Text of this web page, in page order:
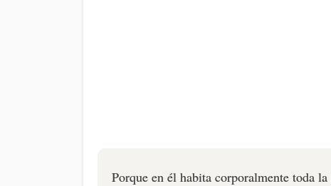
Porque en él habita corporalmente toda